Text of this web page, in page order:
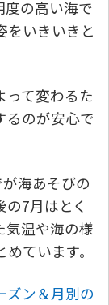
度の高い海で
をいきいきと
って変わるた
るのが安心で
海あそびの
7月はとく
気温や海の様
ています。
ズン＆月別の